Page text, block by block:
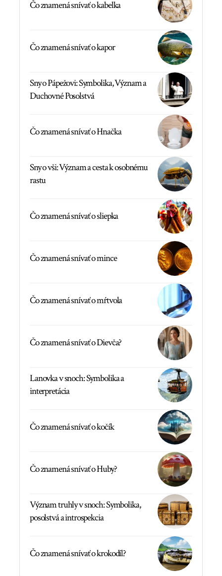
Čo znamená snívať o kabelka
Čo znamená snívať o kapor
Sny o Pápežovi: Symbolika, Význam a
Duchovné Posolstvá
Čo znamená snívať o Hnačka
Sny o vši: Význam a cesta k osobnému
rastu
Čo znamená snívať o sliepka
Čo znamená snívať o mince
Čo znamená snívať o mŕtvola
Čo znamená snívať o Dievča?
Lanovka v snoch: Symbolika a
interpretácia
Čo znamená snívať o kočík
Čo znamená snívať o Huby?
Význam truhly v snoch: Symbolika,
posolstvá a introspekcia
Čo znamená snívať o krokodíl?